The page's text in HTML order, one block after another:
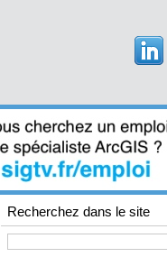
Recherchez dans le site